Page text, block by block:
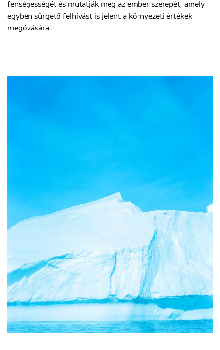
fenségességét és mutatják meg az ember szerepét, amely
egyben sürgető felhívást is jelent a környezeti értékek
megóvására.